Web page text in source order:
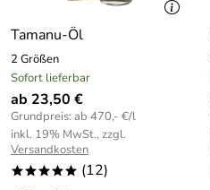
Tamanu-Öl
2 Größen
Sofort lieferbar
ab 23,50 €
Grundpreis: ab 470,- €/l
inkl. 19% MwSt., zzgl.
Versandkosten
***** (12)